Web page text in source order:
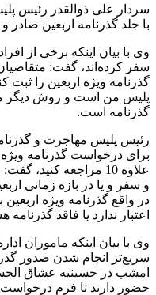
سردار علی ذوالقدر رئیس
با جلد گذرنامه اربعین
وی با بیان اینکه برخی از
سفر کرده‌اند، گفت:
گذرنامه ویژه اربعین را ثبت
پلیس من است و روش دیگر
گذرنامه است.
رئیس پلیس مهاجرت و
برای درخواست گذرنامه ویژه
علاوه 10 مراجعه
و سفر و یا در بازه زمانی
در واقع گذرنامه ویژه
اعتبار ندارد یا فاقد گذرنامه
وی با بیان اینکه ماموران
سریع‌تر انجام شدن صدور
امشب در حسینیه عشاق
حضور دارند تا فرم درخواست